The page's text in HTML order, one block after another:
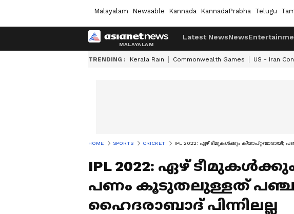
Malayalam Newsable Kannada KannadaPrabha Telugu
Latest NewsNews
TRENDING : Kerala Rain Commonwealth Games US - Iran
HOME SPORTS CRICKET IPL 2022: ഏഴ് ടീമുകള്‍ക്കും
IPL 2022: ഏഴ് ടീമുകള്‍ക്കും
പണം കൂടുതലുള്ളത്
ഹൈദരാബാദ് പിന്നിലല്ല